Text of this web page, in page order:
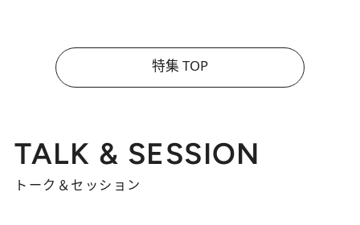
特集 TOP
TALK & SESSION
トーク＆セッション